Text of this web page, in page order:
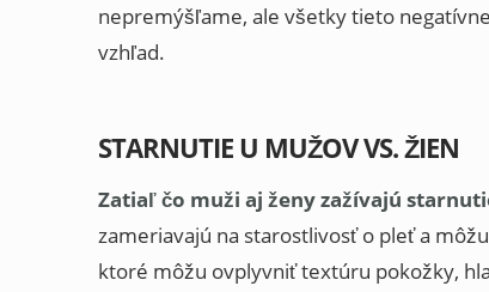
nepremýšľame, ale všetky tieto
vzhľad.
STARNUTIE U MUŽOV VS. ŽIEN
Zatiaľ čo muži aj ženy zažívajú
zameriavajú na starostlivosť o pleť a
ktoré môžu ovplyvniť textúru pokožky,